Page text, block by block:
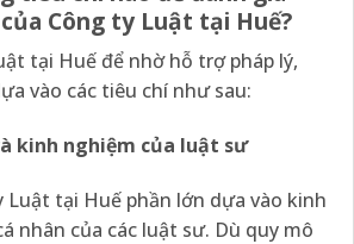
Công ty Luật tại Huế?
tại Huế để nhờ hỗ trợ pháp lý,
vào các tiêu chí như sau:
kinh nghiệm của luật sư
Luật tại Huế phần lớn dựa vào kinh
nhân của các luật sư. Dù quy mô